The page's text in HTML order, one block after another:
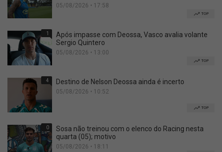
05/08/2026 • 17:58
TOP
1
Após impasse com Deossa, Vasco avalia volante
Sergio Quintero
05/08/2026 • 13:00
TOP
4 Destino de Nelson Deossa ainda é incerto
05/08/2026 • 10:52
TOP
0
Sosa não treinou com o elenco do Racing nesta
quarta (05); motivo
05/08/2026 • 18:11